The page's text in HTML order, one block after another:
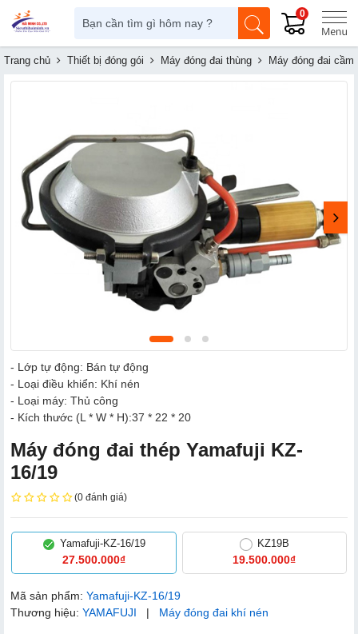
0
Trang chủ Thiết bị đóng gói Máy đóng đai thùng Máy đóng đai cầm
- Lớp tự động: Bán tự động
- Loại điều khiển: Khí nén
- Loại máy: Thủ công
- Kích thước (L * W * H):37 * 22 * ​​20
Máy đóng đai thép Yamafuji KZ-
16/19
(0 đánh giá)
Yamafuji-KZ-16/19
27.500.000₫
KZ19B
19.500.000₫
Mã sản phẩm: Yamafuji-KZ-16/19
Thương hiệu: YAMAFUJI | Máy đóng đai khí nén